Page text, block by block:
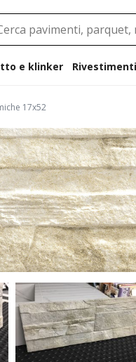
e klinker
17x52